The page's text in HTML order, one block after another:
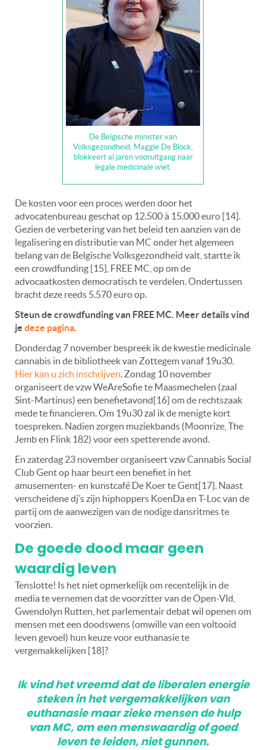
De Belgische minister van
Volksgezondheid, Maggie De Block,
blokkeert al jaren vooruitgang naar
legale medicinale wiet.
De kosten voor een proces werden door het
advocatenbureau geschat op 12.500 à 15.000 euro [14].
Gezien de verbetering van het beleid ten aanzien van de
legalisering en distributie van MC onder het algemeen
belang van de Belgische Volksgezondheid valt, startte ik
een crowdfunding [15], FREE MC, op om de
advocaatkosten democratisch te verdelen. Ondertussen
bracht deze reeds 5.570 euro op.
Steun de crowdfunding van FREE MC. Meer details vind
je deze pagina.
Donderdag 7 november bespreek ik de kwestie medicinale
cannabis in de bibliotheek van Zottegem vanaf 19u30.
Hier kan u zich inschrijven. Zondag 10 november
organiseert de vzw WeAreSofie te Maasmechelen (zaal
Sint-Martinus) een benefietavond[16] om de rechtszaak
mede te financieren. Om 19u30 zal ik de menigte kort
toespreken. Nadien zorgen muziekbands (Moonrize, The
Jemb en Flink 182) voor een spetterende avond.
En zaterdag 23 november organiseert vzw Cannabis Social
Club Gent op haar beurt een benefiet in het
amusementen- en kunstcafé De Koer te Gent[17]. Naast
verscheidene dj’s zijn hiphoppers KoenDa en T-Loc van de
partij om de aanwezigen van de nodige dansritmes te
voorzien.
De goede dood maar geen
waardig leven
Tenslotte! Is het niet opmerkelijk om recentelijk in de
media te vernemen dat de voorzitter van de Open-Vld,
Gwendolyn Rutten, het parlementair debat wil openen om
mensen met een doodswens (omwille van een voltooid
leven gevoel) hun keuze voor euthanasie te
vergemakkelijken [18]?
Ik vind het vreemd dat de liberalen energie
steken in het vergemakkelijken van
euthanasie maar zieke mensen de hulp
van MC, om een menswaardig of goed
leven te leiden, niet gunnen.